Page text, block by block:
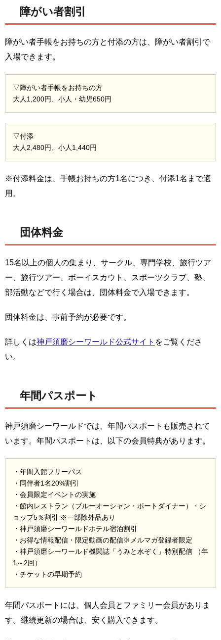
障がい者割引
障がい者手帳をお持ちの方と付添の方は、障がい者割引で
入場できます。
▽障がい者手帳をお持ちの方
大人1,200円、小人・幼児650円
▽付添
大人2,480円、小人1,440円
※付添料金は、手帳お持ちの方1名につき、付添1名まで適
用。
団体料金
15名以上の個人の集まり、サークル、専門学校、旅行ツア
ー、旅行ツアー、ボーイスカウト、スポーツクラブ、塾、
部活動などで行く場合は、団体料金で入場できます。
団体料金は、事前予約が必要です。
詳しくは神戸須磨シーワールド公式サイト をご覧くださ
い。
年間パスポート
神戸須磨シーワールドでは、年間パスポートも販売されて
います。年間パスポートは、以下の会員特典があります。
・年間入館フリーパス
・同伴者1名20%割引
・会員限定イベントの実施
・館内レストラン（ブルーオーシャン・ポートダイナー）・シ
ョップ5％割引 ※一部除外品あり
・神戸須磨シーワールドホテル宿泊割引
・お得な情報配信・限定動画の配信※メルマガ登録者限定
・神戸須磨シーワールド機関誌「うみと水ぞく」特別配信 （年
1～2回）
・チケットの早期予約
年間パスポートには、個人会員とファミリー会員がありま
す。継続更新の場合は、安く購入できます。